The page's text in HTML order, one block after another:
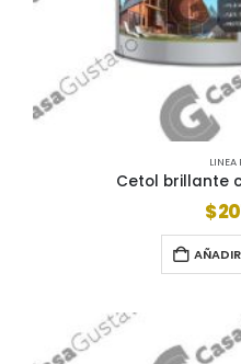
LINEA
Cetol brillante
$